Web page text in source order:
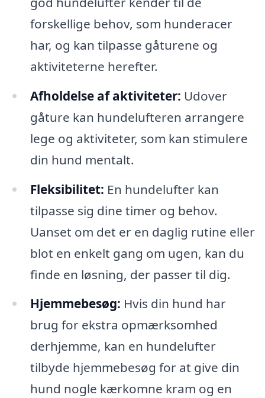
forskellige behov, som hunderacer
har, og kan tilpasse gåturene og
aktiviteterne herefter.
Afholdelse af aktiviteter: Udover
gåture kan hundelufteren arrangere
lege og aktiviteter, som kan stimulere
din hund mentalt.
Fleksibilitet: En hundelufter kan
tilpasse sig dine timer og behov.
Uanset om det er en daglig rutine eller
blot en enkelt gang om ugen, kan du
finde en løsning, der passer til dig.
Hjemmebesøg: Hvis din hund har
brug for ekstra opmærksomhed
derhjemme, kan en hundelufter
tilbyde hjemmebesøg for at give din
hund nogle kærkomne kram og en